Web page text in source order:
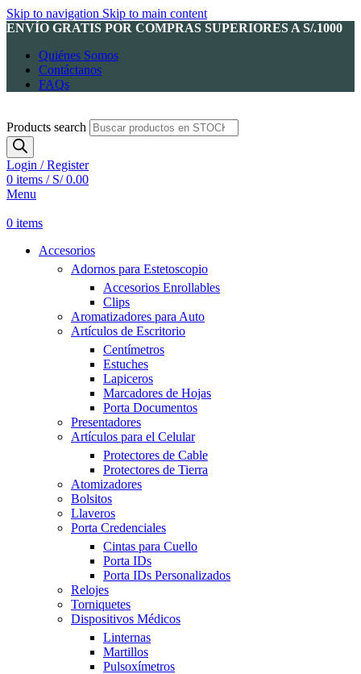
Skip to navigation Skip to main content
ENVÍO GRATIS POR COMPRAS SUPERIORES A S/.1000
Quiénes Somos
Contáctanos
FAQs
Products search
Login / Register
0 items / S/0.00
Menu
0 items
Accesorios
Adornos para Estetoscopio
Accesorios Enrollables
Clips
Aromatizadores para Auto
Artículos de Escritorio
Centímetros
Estuches
Lapiceros
Marcadores de Hojas
Porta Documentos
Presentadores
Artículos para el Celular
Protectores de Cable
Protectores de Tierra
Atomizadores
Bolsitos
Llaveros
Porta Credenciales
Cintas para Cuello
Porta IDs
Porta IDs Personalizados
Relojes
Torniquetes
Dispositivos Médicos
Linternas
Martillos
Pulsoxímetros